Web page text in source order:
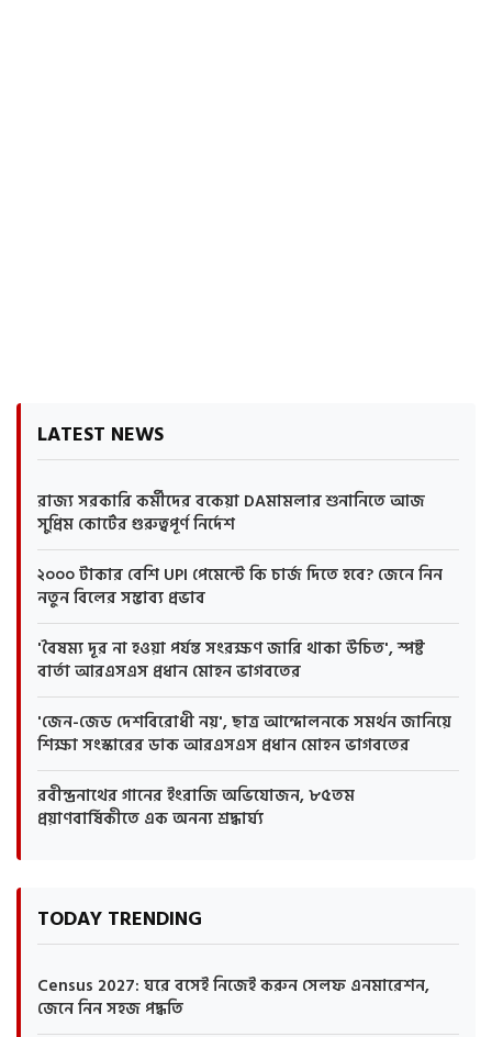
LATEST NEWS
রাজ্য সরকারি কর্মীদের বকেয়া DAমামলার শুনানিতে আজ
সুপ্রিম কোর্টের গুরুত্বপূর্ণ নির্দেশ
২০০০ টাকার বেশি UPI পেমেন্টে কি চার্জ দিতে হবে? জেনে নিন
নতুন বিলের সম্ভাব্য প্রভাব
'বৈষম্য দূর না হওয়া পর্যন্ত সংরক্ষণ জারি থাকা উচিত', স্পষ্ট
বার্তা আরএসএস প্রধান মোহন ভাগবতের
'জেন-জেড দেশবিরোধী নয়', ছাত্র আন্দোলনকে সমর্থন জানিয়ে
শিক্ষা সংস্কারের ডাক আরএসএস প্রধান মোহন ভাগবতের
রবীন্দ্রনাথের গানের ইংরাজি অভিযোজন, ৮৫তম
প্রয়াণবার্ষিকীতে এক অনন্য শ্রদ্ধার্ঘ্য
TODAY TRENDING
Census 2027: ঘরে বসেই নিজেই করুন সেলফ এনমারেশন,
জেনে নিন সহজ পদ্ধতি